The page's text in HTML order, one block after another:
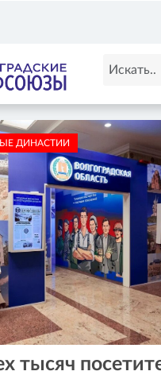
ДИНАСТИИ
тысяч